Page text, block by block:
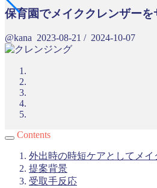
保育園でメイククレンザーを
@kana 2023-08-21 / 2024-10-07
Contents
外出時の時短ケアとしてメ
提案背景
受取手反応